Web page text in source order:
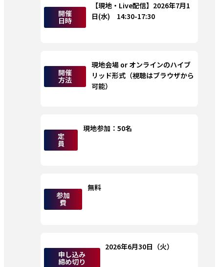
開催
日時
【現地・Live配信】2026年7月1
日(水)　14:30-17:30
開催
方法
現地会場 or オンラインのハイブ
リッド形式（視聴はブラウザから
可能）
定
員
現地参加：50名
参加
費
無料
申し込み
締め切り
2026年6月30日（火）